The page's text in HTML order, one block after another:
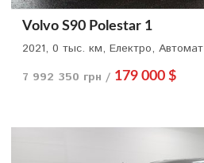
Volvo S90 Polestar 1
2021, 0 тыс. км, Електро, Автомат
7 992 350 грн / 179 000 $